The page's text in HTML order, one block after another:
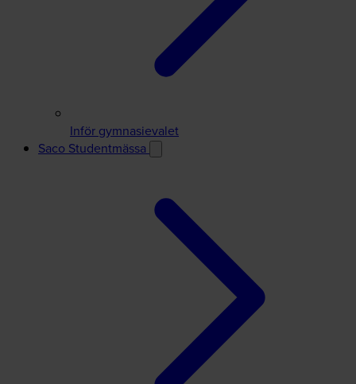
Inför gymnasievalet
Saco Studentmässa